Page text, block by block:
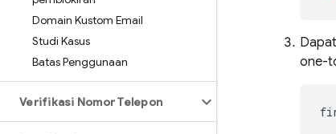
Domain Kustom Email
Studi Kasus
Batas Penggunaan
Verifikasi Nomor Telepon
one-